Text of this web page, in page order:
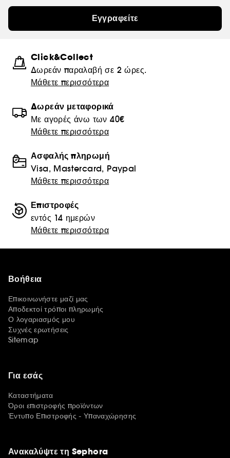
Εγγραφείτε
Click&Collect
Δωρεάν παραλαβή σε 2 ώρες.
Μάθετε περισσότερα
Δωρεάν μεταφορικά
Με αγορές άνω των 40€
Μάθετε περισσότερα
Ασφαλής πληρωμή
Visa, Mastercard, Paypal
Μάθετε περισσότερα
Επιστροφές
εντός 14 ημερών
Μάθετε περισσότερα
Βοήθεια
Επικοινωνήστε μαζί μας
Αποδεκτοί τρόποι πληρωμής
Ο λογαριασμός μου
Συχνές ερωτήσεις
Sitemap
Για εσάς
Καταστήματα
Όροι επιστροφής προϊόντων
Έντυπο Επιστροφής - Υπαναχώρησης
Ανακαλύψτε τη Sephora